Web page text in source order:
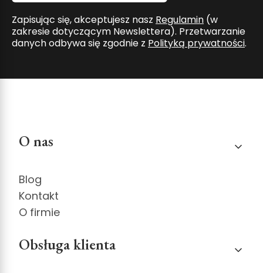
Zapisując się, akceptujesz nasz Regulamin (w
zakresie dotyczącym Newslettera). Przetwarzanie
danych odbywa się zgodnie z Polityką prywatności.
Linki w stopce
O nas
Blog
Kontakt
O firmie
Obsługa klienta